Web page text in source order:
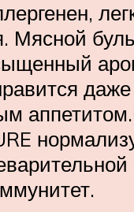
Мясной